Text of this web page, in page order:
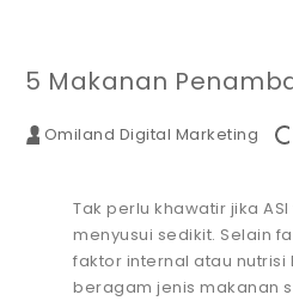
5 Makanan
Omiland Digital Marketing
Tak perlu khawatir jika
menyusui sedikit. Selain
faktor internal atau nutrisi
beragam jenis makanan